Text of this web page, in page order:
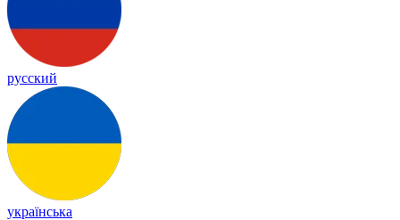
русский
українська